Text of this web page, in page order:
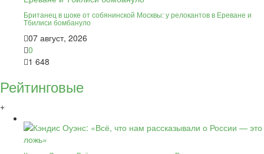
Британец в шоке от собянинской Москвы: у релокантов в Ереване и
Тбилиси бомбануло
07 август, 2026
0
1 648
Рейтинговые
+